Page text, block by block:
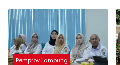
Tuntas
Pemprov Lampung